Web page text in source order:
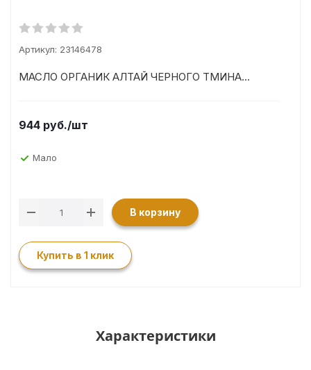
Артикул: 23146478
МАСЛО ОРГАНИК АЛТАЙ ЧЕРНОГО ТМИНА...
944 руб./шт
Мало
В корзину
Купить в 1 клик
Характеристики